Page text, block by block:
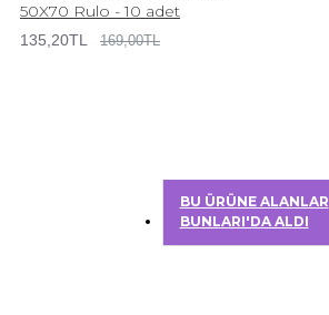
50X70 Rulo - 10 adet
135,20TL 169,00TL
BU ÜRÜNE ALANLAR
BUNLARI'DA ALDI